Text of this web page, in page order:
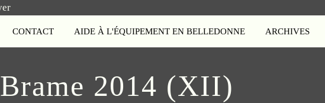
CONTACT AIDE À L'ÉQUIPEMENT EN BELLEDONNE ARCHIVES
Brame 2014 (XII)